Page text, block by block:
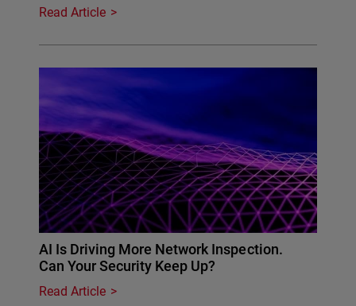
Read Article
AI Is Driving More Network Inspection.
Can Your Security Keep Up?
Read Article